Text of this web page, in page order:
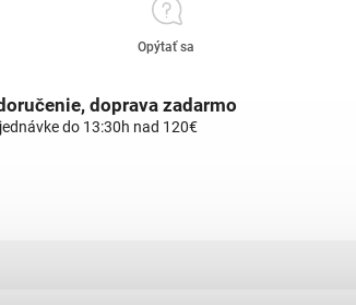
Opýtať sa
doprava zadarmo
do 13:30h nad 120€